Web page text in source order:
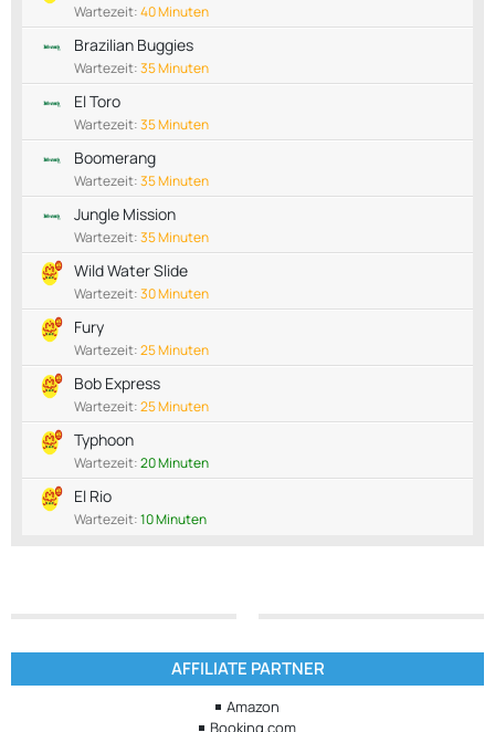
Wartezeit:40 Minuten
Brazilian Buggies
Wartezeit:35 Minuten
El Toro
Wartezeit:35 Minuten
Boomerang
Wartezeit:35 Minuten
Jungle Mission
Wartezeit:35 Minuten
Wild Water Slide
Wartezeit:30 Minuten
Fury
Wartezeit:25 Minuten
Bob Express
Wartezeit:25 Minuten
Typhoon
Wartezeit:20 Minuten
El Rio
Wartezeit:10 Minuten
AFFILIATE PARTNER
Amazon
Booking.com